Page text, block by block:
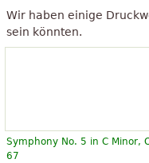
Wir haben einige
sein könnten.
Symphony No. 5 in C Minor,
67